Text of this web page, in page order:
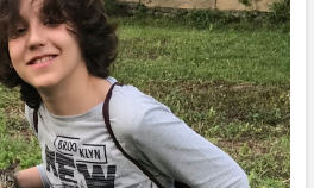
t
t
o
n